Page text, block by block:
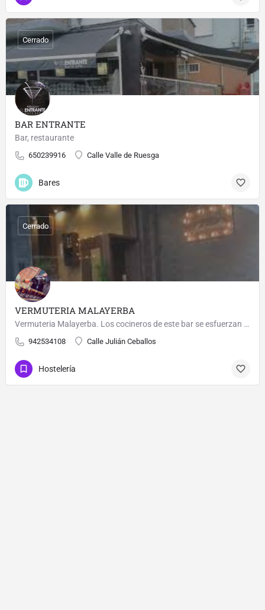
BAR ENTRANTE
Bar, restaurante
650239916 Calle Valle de Ruesga
Cerrado
Bares
VERMUTERIA MALAYERBA
Vermuteria Malayerba. Los cocineros de este bar se esfuerzan al máximo para dar a sus visitantes unas…
942534108 Calle Julián Ceballos
Cerrado
Hostelería